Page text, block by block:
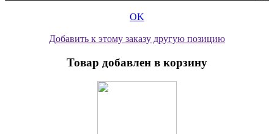
OK
Добавить к этому заказу другую позицию
Товар добавлен в корзину